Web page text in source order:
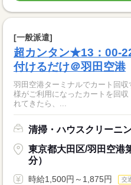
[一般派遣]
超カンタン★13：00-
付けるだけ＠羽田空港
羽田空港ターミナルでカート回収するだけ♪ ＜具体
様がご利用になったカートを回収
れてきたら、...
清掃・ハウスクリーニ
東京都大田区/羽田空港
分）
時給1,500円～1,875円 交